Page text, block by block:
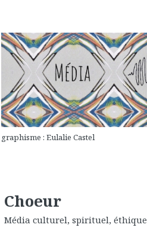
graphisme : Eulalie Castel
Choeur
Média culturel, spirituel, éthique